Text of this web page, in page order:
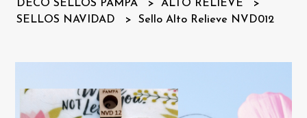
DECO SELLOS PAMPA
ALTO RELIEVE
SELLOS NAVIDAD
Sello Alto Relieve NVD012